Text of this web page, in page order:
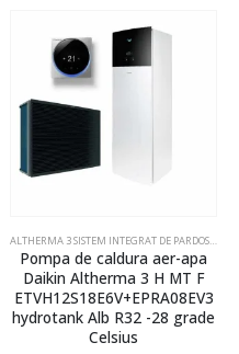
,POMPE DE CALDURA DAIKIN ALTHERMA 3 SISTEM INTEGRAT DE PARDOSEALA HYDROTANK
Pompa de caldura aer-apa
Daikin Altherma 3 H MT F
ETVH12S18E6V+EPRA08EV3
hydrotank Alb R32 -28 grade
Celsius